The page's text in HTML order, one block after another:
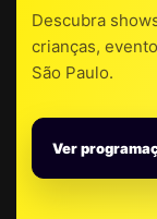
Descubra
crianças,
São Paulo.
Ver